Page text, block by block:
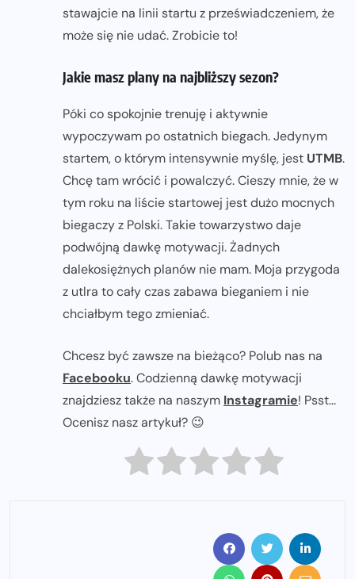
stawajcie na linii startu z przeświadczeniem, że
może się nie udać. Zrobicie to!
Jakie masz plany na najbliższy sezon?
Póki co spokojnie trenuję i aktywnie
wypoczywam po ostatnich biegach. Jedynym
startem, o którym intensywnie myślę, jest UTMB.
Chcę tam wrócić i powalczyć. Cieszy mnie, że w
tym roku na liście startowej jest dużo mocnych
biegaczy z Polski. Takie towarzystwo daje
podwójną dawkę motywacji. Żadnych
dalekosiężnych planów nie mam. Moja przygoda
z utlra to cały czas zabawa bieganiem i nie
chciałbym tego zmieniać.
Chcesz być zawsze na bieżąco? Polub nas na
Facebooku. Codzienną dawkę motywacji
znajdziesz także na naszym Instagramie! Psst...
Ocenisz nasz artykuł? 😉